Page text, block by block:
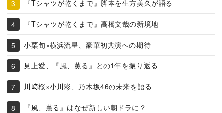
『Tシャツが乾くまで』脚本を生方美久が語る
『Tシャツが乾くまで』高橋文哉の新境地
小栗旬×横浜流星、豪華初共演への期待
見上愛、『風、薫る』との1年を振り返る
川﨑桜×小川彩、乃木坂46の未来を語る
『風、薫る』はなぜ新しい朝ドラに？